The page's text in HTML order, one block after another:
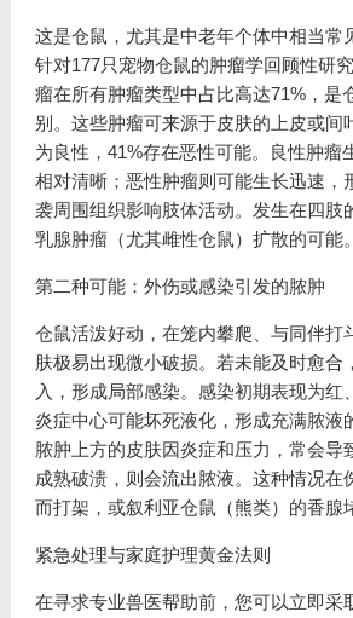
这是仓鼠，尤其是中老年个体中相当常
针对177只宠物仓鼠的肿瘤学回顾性研
瘤在所有肿瘤类型中占比高达71%，是
别。这些肿瘤可来源于皮肤的上皮或间
为良性，41%存在恶性可能。良性肿瘤
相对清晰；恶性肿瘤则可能生长迅速，
袭周围组织影响肢体活动。发生在四肢
乳腺肿瘤（尤其雌性仓鼠）扩散的可能。
第二种可能：外伤或感染引发的脓肿
仓鼠活泼好动，在笼内攀爬、与同伴打
肤极易出现微小破损。若未能及时愈合
入，形成局部感染。感染初期表现为红
炎症中心可能坏死液化，形成充满脓液
脓肿上方的皮肤因炎症和压力，常会导
成熟破溃，则会流出脓液。这种情况在
而打架，或叙利亚仓鼠（熊类）的香腺
紧急处理与家庭护理黄金法则
在寻求专业兽医帮助前，您可以立即采